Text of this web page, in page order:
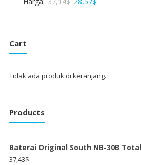
28,57$.
Cart
Tidak ada produk di keranjang.
Products
Baterai Original South NB-30B
37,43$